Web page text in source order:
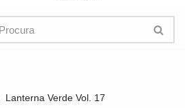
Lanterna Verde Vol. 17